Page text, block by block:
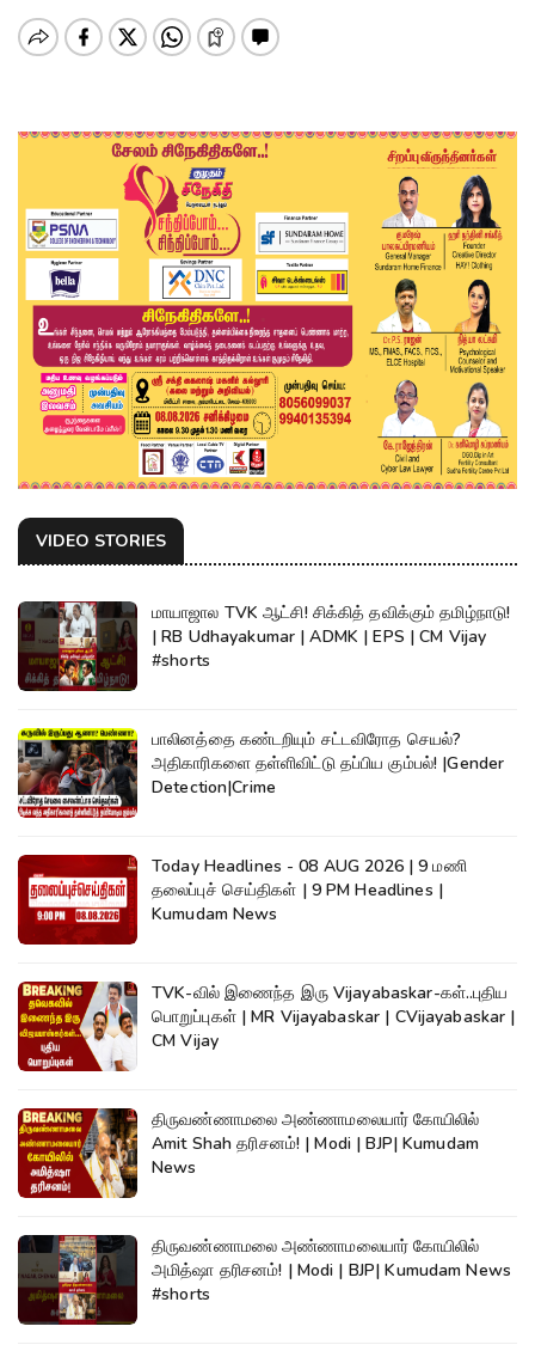
VIDEO STORIES
மாயாஜால TVK ஆட்சி! சிக்கித் தவிக்கும் தமிழ்நாடு!
| RB Udhayakumar | ADMK | EPS | CM Vijay
#shorts
பாலினத்தை கண்டறியும் சட்டவிரோத செயல்?
அதிகாரிகளை தள்ளிவிட்டு தப்பிய கும்பல்! |Gender
Detection|Crime
Today Headlines - 08 AUG 2026 | 9 மணி
தலைப்புச் செய்திகள் | 9 PM Headlines |
Kumudam News
TVK-வில் இணைந்த இரு Vijayabaskar-கள்..புதிய
பொறுப்புகள் | MR Vijayabaskar | CVijayabaskar |
CM Vijay
திருவண்ணாமலை அண்ணாமலையார் கோயிலில்
Amit Shah தரிசனம்! | Modi | BJP| Kumudam
News
திருவண்ணாமலை அண்ணாமலையார் கோயிலில்
அமித்ஷா தரிசனம்! | Modi | BJP| Kumudam News
#shorts